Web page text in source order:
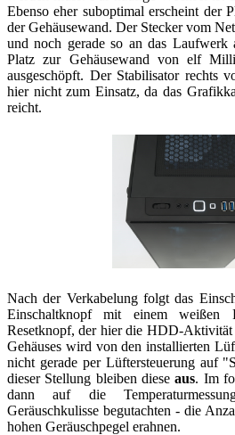
Ebenso eher suboptimal erscheint der
der Gehäusewand. Der Stecker vom
und noch gerade so an das Laufwerk
Platz zur Gehäusewand von elf
ausgeschöpft. Der Stabilisator rechts
hier nicht zum Einsatz, da das
reicht.
Nach der Verkabelung folgt das
Einschaltknopf mit einem
Resetknopf, der hier die HDD-Aktivität
Gehäuses wird von den installierten
nicht gerade per Lüftersteuerung auf
dieser Stellung bleiben dieseaus. Im
dann auf die
Geräuschkulisse begutachten - die
hohen Geräuschpegel erahnen.